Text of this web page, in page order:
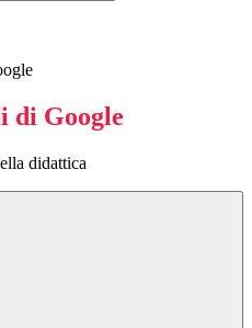
di Google
didattica